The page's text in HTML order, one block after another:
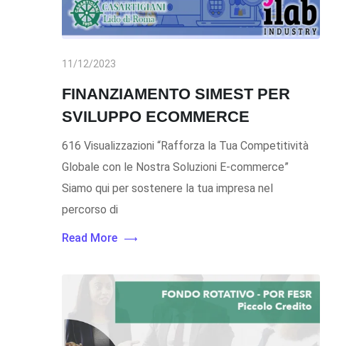
11/12/2023
FINANZIAMENTO SIMEST PER
SVILUPPO ECOMMERCE
616 Visualizzazioni “Rafforza la Tua Competitività
Globale con le Nostra Soluzioni E-commerce”
Siamo qui per sostenere la tua impresa nel
percorso di
Read More